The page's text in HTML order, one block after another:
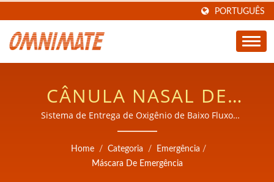
PORTUGUÊS
CÂNULA NASAL DE
OXIGÊNIO DE GRAU
MÉDICO COM TUBO
MACIO ESTENDIDO
Sistema de Entrega de Oxigênio de Baixo Fluxo
Certificado para Cuidados de Pacientes a Longo Prazo
Home / Categoria / Emergência /
Máscara De Emergência